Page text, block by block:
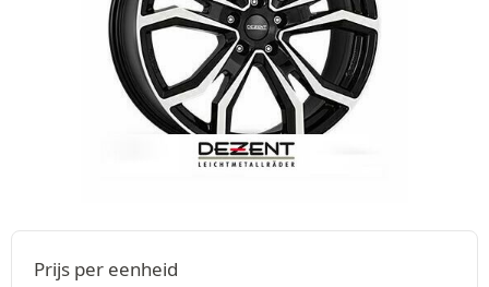
Prijs per eenheid